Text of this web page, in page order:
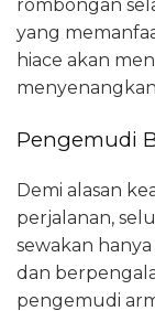
rombongan
yang
hiace akan
Pengemudi
Demi alasan
perjalanan,
sewakan
dan
pengemudi